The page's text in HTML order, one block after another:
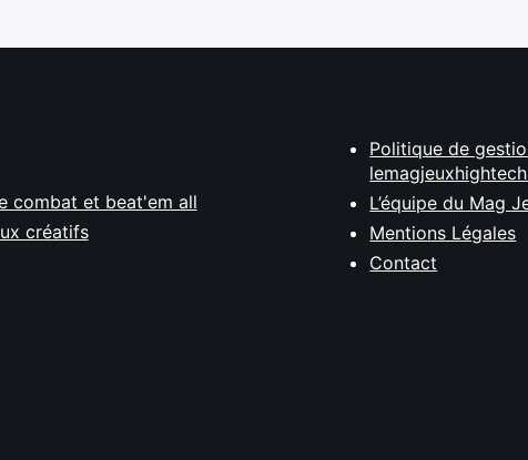
combat et beat'em all
créatifs
Politique de
L’équipe du Mag
Mentions Légales
Contact